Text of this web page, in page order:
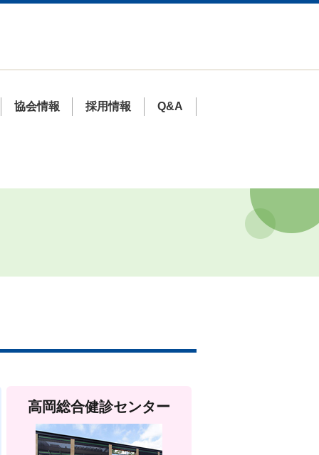
協会情報 採用情報 Q&A
高岡総合健診センター